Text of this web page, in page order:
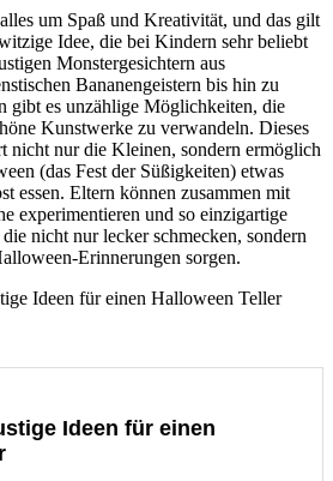
um Spaß und Kreativität, und das gilt
Idee, die bei Kindern sehr beliebt
Monstergesichtern aus
Bananengeistern bis hin zu
gibt es unzählige Möglichkeiten, die
Kunstwerke zu verwandeln. Dieses
nicht nur die Kleinen, sondern ermöglich
(das Fest der Süßigkeiten) etwas
essen. Eltern können zusammen mit
experimentieren und so einzigartige
nicht nur lecker schmecken, sondern
Erinnerungen sorgen.
Ideen für einen